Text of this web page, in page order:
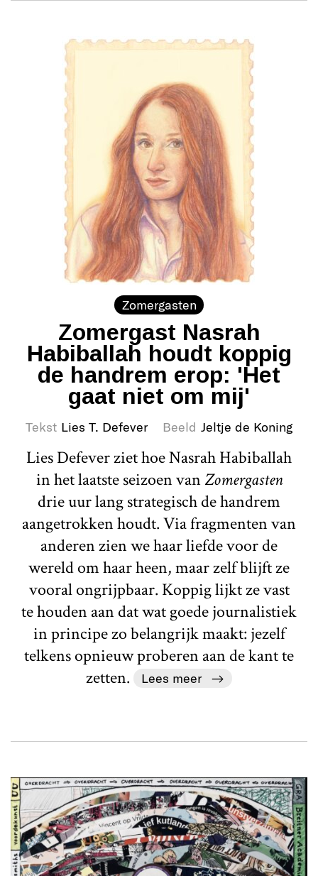
Zomergasten
Zomergast Nasrah
Habiballah houdt koppig
de handrem erop: 'Het
gaat niet om mij'
Tekst Lies T. Defever Beeld Jeltje de Koning
Lies Defever ziet hoe Nasrah Habiballah
in het laatste seizoen vanZomergasten
drie uur lang strategisch de handrem
aangetrokken houdt. Via fragmenten van
anderen zien we haar liefde voor de
wereld om haar heen, maar zelf blijft ze
vooral ongrijpbaar. Koppig lijkt ze vast
te houden aan dat wat goede journalistiek
in principe zo belangrijk maakt: jezelf
telkens opnieuw proberen aan de kant te
zetten.
Lees meer